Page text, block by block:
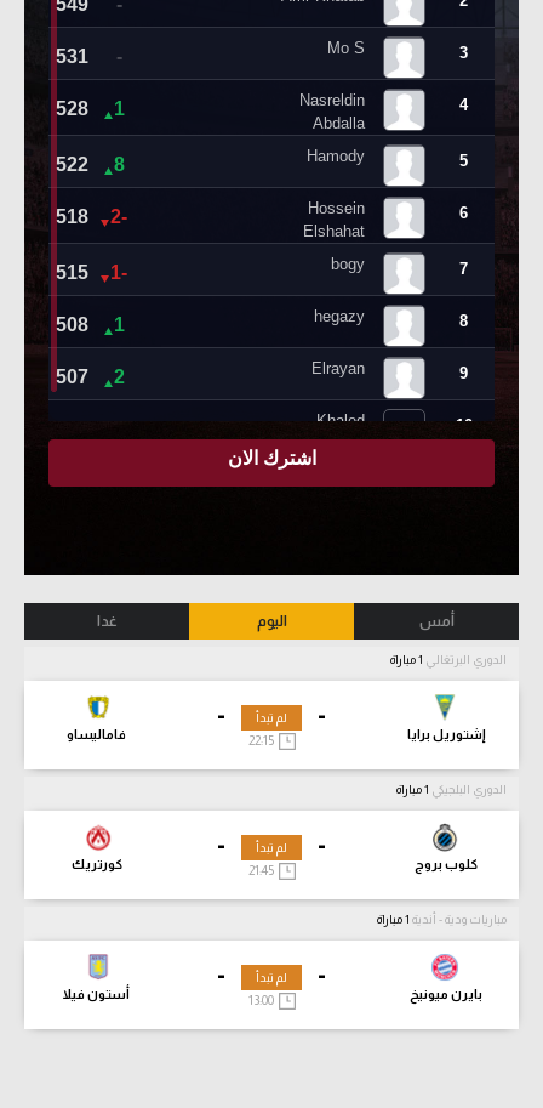
أمس اليوم غدا
الدوري البرتغالي
-
إشتوريل برايا
-
فاماليساو
لم تبدأ
22:15
الدوري البلجيكي
-
كلوب بروج
-
كورتريك
لم تبدأ
21:45
مباريات ودية - أندية
-
بايرن ميونيخ
-
أستون فيلا
لم تبدأ
13:00